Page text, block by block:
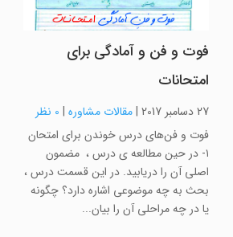
فوت و فن و آمادگی برای
امتحانات
27 دسامبر 2017 |مقالات مشاوره | 0 نظر
فوت و فن‌های درس خوندن برای امتحان
۱- در حین مطالعه ی درس ، مضمون
اصلی آن را دریابید. در این قسمت درس ،
بحث به چه موضوعی اشاره دارد؟ چگونه
یا در چه مراحلی آن را بیان...